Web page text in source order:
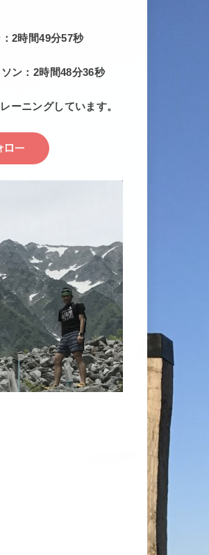
2時間49分57秒
ン：2時間48分36秒
ーニングしています。